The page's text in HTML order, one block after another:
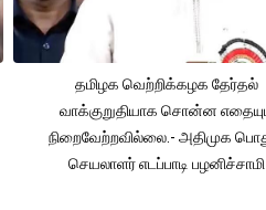
தமிழக வெற்றிக்கழக தேர்தல்
வாக்குறுதியாக சொன்ன
நிறைவேற்றவில்லை.- அதிமுக
செயலாளர் எடப்பாடி பழனிச்சாமி